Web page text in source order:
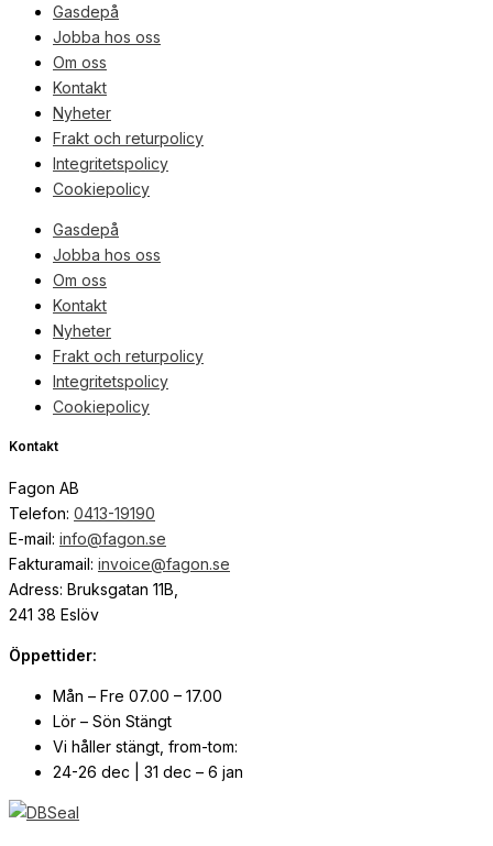
Gasdepå
Jobba hos oss
Om oss
Kontakt
Nyheter
Frakt och returpolicy
Integritetspolicy
Cookiepolicy
Gasdepå
Jobba hos oss
Om oss
Kontakt
Nyheter
Frakt och returpolicy
Integritetspolicy
Cookiepolicy
Kontakt
Fagon AB
Telefon: 0413-19190
E-mail: info@fagon.se
Fakturamail: invoice@fagon.se
Adress: Bruksgatan 11B,
241 38 Eslöv
Öppettider:
Mån – Fre 07.00 – 17.00
Lör – Sön Stängt
Vi håller stängt, from-tom:
24-26 dec | 31 dec – 6 jan